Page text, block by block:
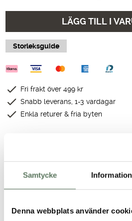
Samtycke Information
Denna webbplats använder
LÄGG TILL I
Storleksguide
Fri frakt över 499 kr
Snabb leverans, 1-3 vardagar
Enkla returer & fria byten
Teknisk specifikation
Passform